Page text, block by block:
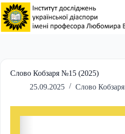
Перейти
до
вмісту
Слово Кобзаря №15 (2025)
25.09.2025
Слово Кобзаря